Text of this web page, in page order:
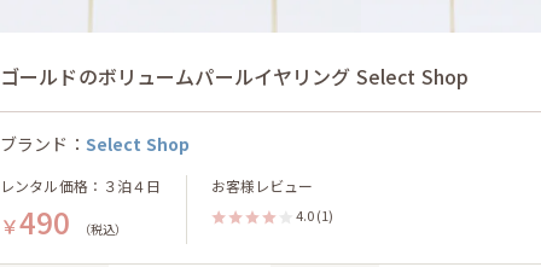
ゴールドのボリュームパールイヤリング Select Shop
ブランド： Select Shop
レンタル価格：３泊４日
￥490 （税込）
お客様レビュー
4.0 (1)